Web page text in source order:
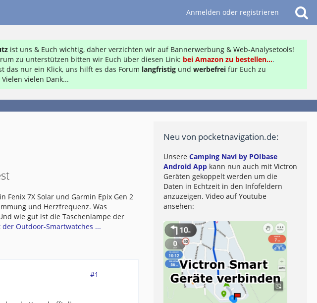
Anmelden oder registrieren
ist uns & Euch wichtig, daher verzichten wir auf Bannerwerbung & Web-Analysetools!
zu unterstützen bitten wir Euch über diesen Link: bei Amazon zu bestellen....
das nur ein Klick, uns hilft es das Forum langfristig und werbefrei für Euch zu
vielen Dank...
Fenix 7X Solar und Garmin Epix Gen 2
und Herzfrequenz. Was
wie gut ist die Taschenlampe der
der Outdoor-Smartwatches ...
#1
Neu von pocketnavigation.de:
Unsere Camping Navi by POIbase
Android App kann nun auch mit Victron
Geräten gekoppelt werden um die
Daten in Echtzeit in den Infofeldern
anzuzeigen. Video auf Youtube
ansehen: